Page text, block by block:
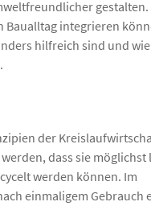
gestalten.
Baualltag integrieren
hilfreich sind und
der
dass sie möglichst
werden können. Im
einmaligem